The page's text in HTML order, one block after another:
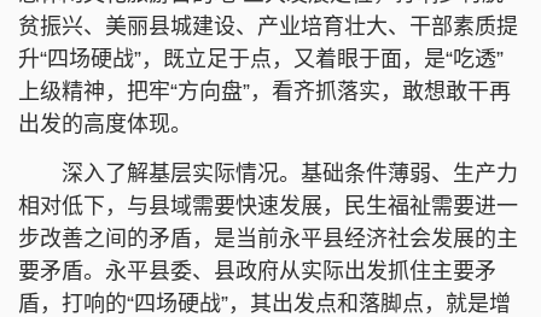
贫振兴、美丽县城建设、产业培育壮大、干部素质提
升“四场硬战”，既立足于点，又着眼于面，是“吃透”
上级精神，把牢“方向盘”，看齐抓落实，敢想敢干再
出发的高度体现。
深入了解基层实际情况。基础条件薄弱、生产力
相对低下，与县域需要快速发展，民生福祉需要进一
步改善之间的矛盾，是当前永平县经济社会发展的主
要矛盾。永平县委、县政府从实际出发抓住主要矛
盾，打响的“四场硬战”，其出发点和落脚点，就是增